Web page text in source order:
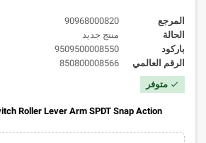
المرجع
90968000820
الحالة
منتج جديد
باركود
9509500008550
الرقم العالمي
850800008566
check متوفر
Roller Lever Arm SPDT Snap Action